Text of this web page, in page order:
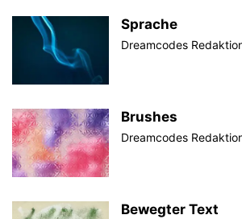
Sprache
Dreamcodes
Brushes
Dreamcodes
Bewegter Text